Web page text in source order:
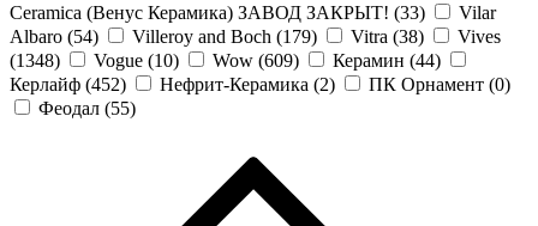
Ceramica (Венус Керамика) ЗАВОД ЗАКРЫТ! (33)
Vilar
Albaro (54) Villeroy and Boch (179) Vitra (38)
Vives
(1348) Vogue (10) Wow (609) Керамин (44)
Керлайф (452) Нефрит-Керамика (2) ПК Орнамент (0)
Феодал (55)